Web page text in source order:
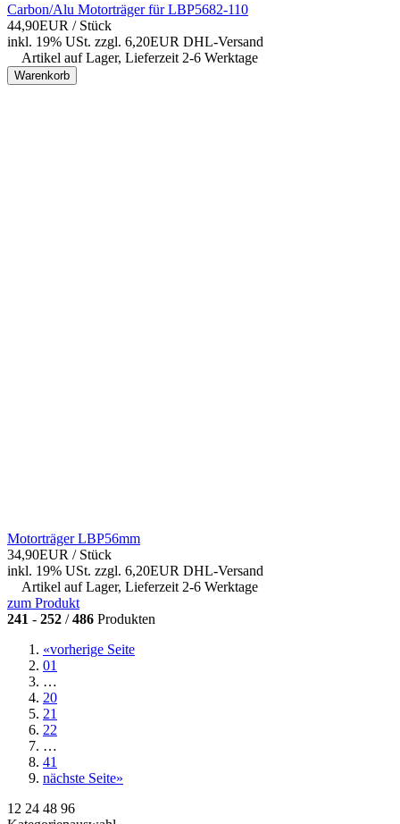
Carbon/Alu Motorträger für LBP5682-110
44,90EUR / Stück
inkl. 19% USt. zzgl. 6,20EUR DHL-Versand
Artikel auf Lager, Lieferzeit 2-6 Werktage
Warenkorb
Motorträger LBP56mm
34,90EUR / Stück
inkl. 19% USt. zzgl. 6,20EUR DHL-Versand
Artikel auf Lager, Lieferzeit 2-6 Werktage
zum Produkt
241 - 252 /486 Produkten
«vorherige Seite
01
…
20
21
22
…
41
nächste Seite»
12 24 48 96